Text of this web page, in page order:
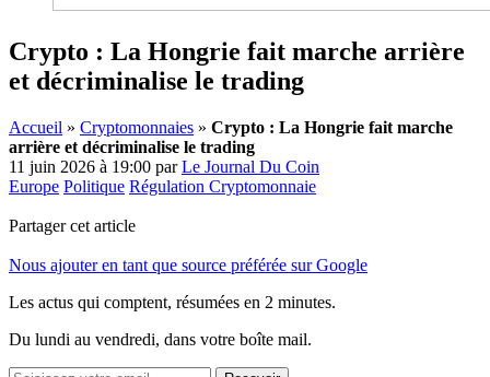
Crypto : La Hongrie fait marche arrière
et décriminalise le trading
Accueil » Cryptomonnaies » Crypto : La Hongrie fait marche
arrière et décriminalise le trading
11 juin 2026 à 19:00 parLe Journal Du Coin
Europe Politique Régulation Cryptomonnaie
Partager cet article
Nous ajouter en tant que source préférée sur Google
Les actus qui comptent, résumées en 2 minutes.
Du lundi au vendredi, dans votre boîte mail.